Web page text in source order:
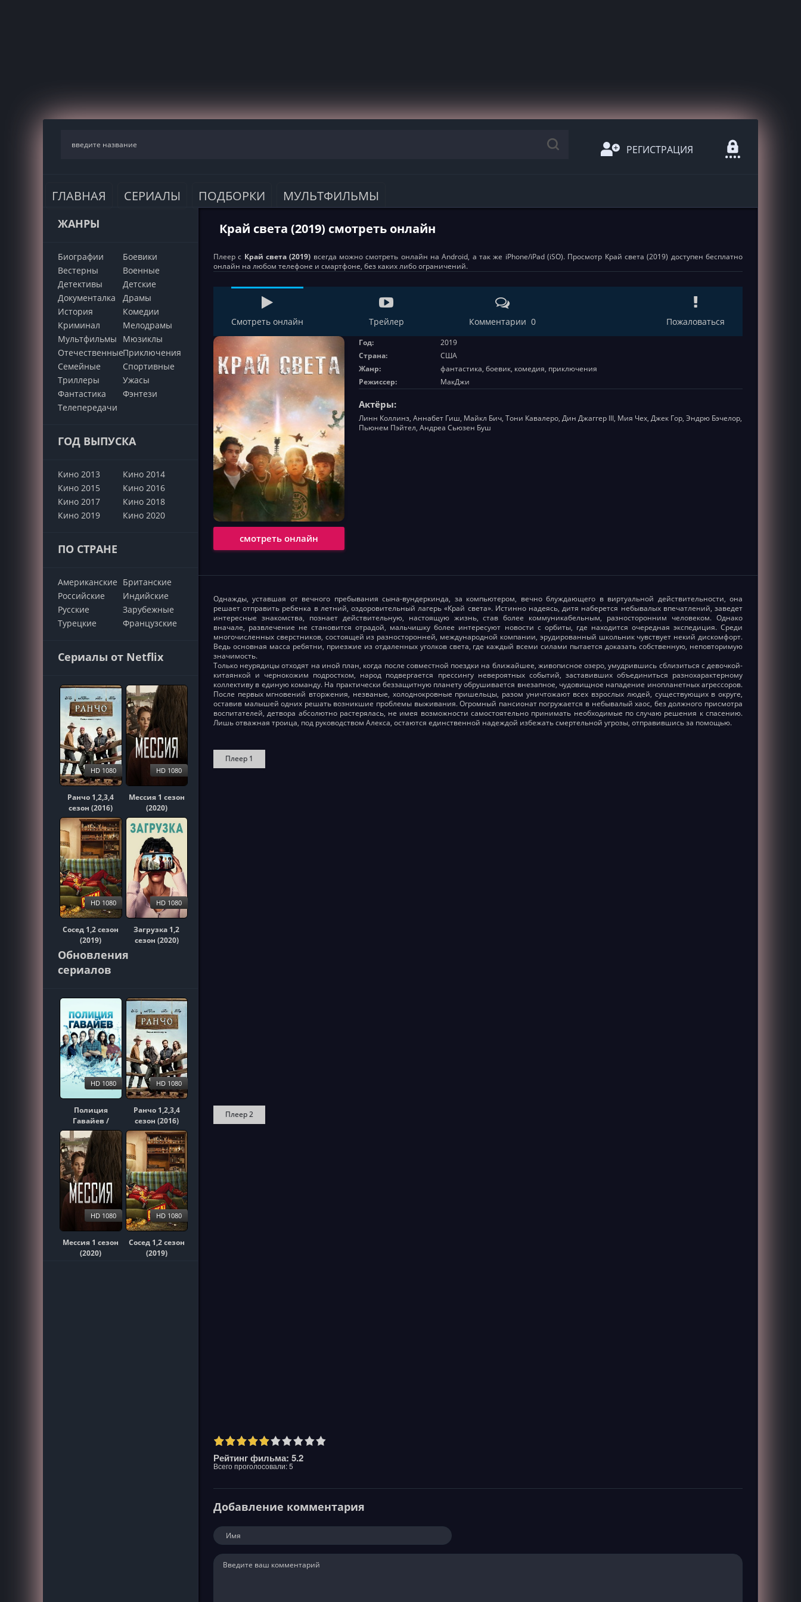
РЕГИСТРАЦИЯ
ГЛАВНАЯ СЕРИАЛЫ ПОДБОРКИ МУЛЬТФИЛЬМЫ
ЖАНРЫ
Биографии
Боевики
Вестерны
Военные
Детективы
Детские
Документалка
Драмы
История
Комедии
Криминал
Мелодрамы
Мультфильмы
Мюзиклы
ОтечественныеПриключения
Семейные
Cпортивные
Триллеры
Ужасы
Фантастика
Фэнтези
Телепередачи
ГОД ВЫПУСКА
Кино 2013
Кино 2014
Кино 2015
Кино 2016
Кино 2017
Кино 2018
Кино 2019
Кино 2020
ПО СТРАНЕ
Американские Британские
Российские
Индийские
Русские
Зарубежные
Турецкие
Французские
Сериалы от Netflix
Ранчо 1,2,3,4
сезон (2016)
HD 1080
Мессия 1 сезон
(2020)
HD 1080
Сосед 1,2 сезон
(2019)
HD 1080
Загрузка 1,2
сезон (2020)
HD 1080
Обновления
сериалов
Полиция
Гавайев /
Гавайи 5-0
1,2,3,4,5,6,7,8,9,10
сезон (2010)
HD 1080
Ранчо 1,2,3,4
сезон (2016)
HD 1080
Мессия 1 сезон
(2020)
HD 1080
Сосед 1,2 сезон
(2019)
HD 1080
Край света (2019) смотреть онлайн
Плеер с Край света (2019) всегда можно смотреть онлайн на Android, а так же iPhone/iPad (iSO). Просмотр Край света (2019) доступен бесплатно
онлайн на любом телефоне и смартфоне, без каких либо ограничений.
Смотреть онлайн Трейлер Комментарии 0 Пожаловаться
смотреть онлайн
Год:
2019
Страна:
США
Жанр:
фантастика, боевик, комедия, приключения
Режиссер:
МакДжи
Актёры:
Линн Коллинз, Аннабет Гиш, Майкл Бич, Тони Кавалеро, Дин Джаггер III, Мия Чех, Джек Гор, Эндрю Бэчелор,
Пьюнем Пэйтел, Андреа Сьюзен Буш
Однажды, уставшая от вечного пребывания сына-вундеркинда, за компьютером, вечно блуждающего в виртуальной действительности, она
решает отправить ребенка в летний, оздоровительный лагерь «Край света». Истинно надеясь, дитя наберется небывалых впечатлений, заведет
интересные знакомства, познает действительную, настоящую жизнь, став более коммуникабельным, разносторонним человеком. Однако
вначале, развлечение не становится отрадой, мальчишку более интересуют новости с орбиты, где находится очередная экспедиция. Среди
многочисленных сверстников, состоящей из разносторонней, международной компании, эрудированный школьник чувствует некий дискомфорт.
Ведь основная масса ребятни, приезжие из отдаленных уголков света, где каждый всеми силами пытается доказать собственную, неповторимую
значимость.
Только неурядицы отходят на иной план, когда после совместной поездки на ближайшее, живописное озеро, умудрившись сблизиться с девочкой-
китаянкой и чернокожим подростком, народ подвергается прессингу невероятных событий, заставивших объединиться разнохарактерному
коллективу в единую команду. На практически беззащитную планету обрушивается внезапное, чудовищное нападение инопланетных агрессоров.
После первых мгновений вторжения, незваные, холоднокровные пришельцы, разом уничтожают всех взрослых людей, существующих в округе,
оставив малышей одних решать возникшие проблемы выживания. Огромный пансионат погружается в небывалый хаос, без должного присмотра
воспитателей, детвора абсолютно растерялась, не имея возможности самостоятельно принимать необходимые по случаю решения к спасению.
Лишь отважная троица, под руководством Алекса, остаются единственной надеждой избежать смертельной угрозы, отправившись за помощью.
Плеер 1
Плеер 2
Рейтинг фильма: 5.2
Всего проголосовали:5
Добавление комментария